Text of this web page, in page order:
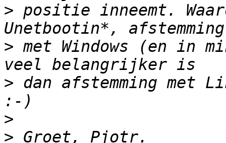
> positie inneemt.
> met Windows (en in
> dan afstemming met
>
>